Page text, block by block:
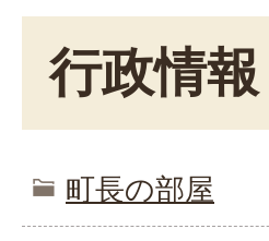
行政情報
町長の部屋